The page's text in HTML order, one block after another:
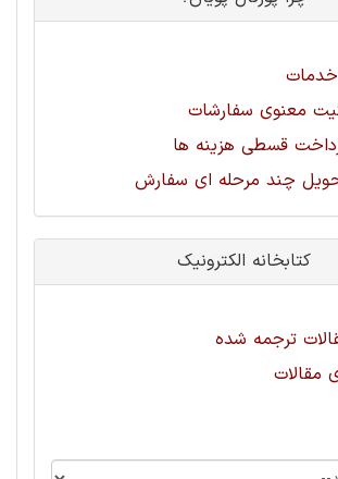
معنوی سفارشات
قسطی هزینه ها
چند مرحله ای سفارش
کتابخانه الکترونیک
ترجمه شده
مقالات